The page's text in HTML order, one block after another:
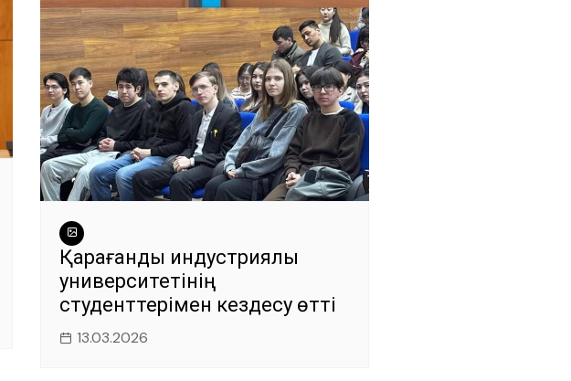
Қарағанды индустриялық
университетінің
студенттерімен кездесу өтті
13.03.2026